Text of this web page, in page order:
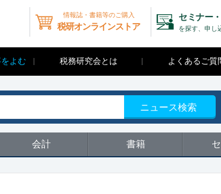
情報誌・書籍等のご購入
税研オンラインストア
セミナー
を探す、申し
よむ 税務研究会とは よくあるご質
ニュース検索
会計 書籍